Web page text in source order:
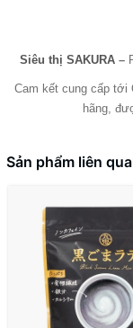
Siêu thị SAKURA –
Cam kết cung cấp tới
hãng,
Sản phẩm liên